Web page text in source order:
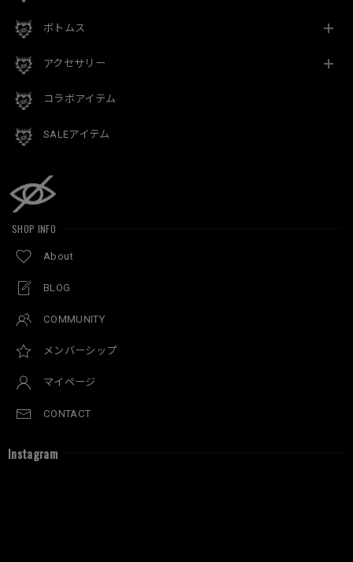
ボトムス
アクセサリー
コラボアイテム
SALEアイテム
SHOP INFO
About
BLOG
COMMUNITY
メンバーシップ
マイページ
CONTACT
Instagram